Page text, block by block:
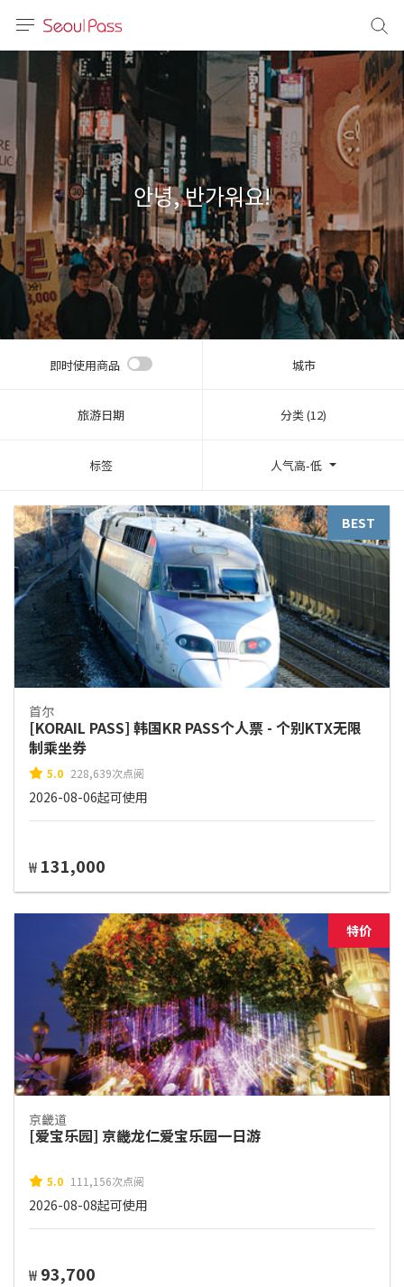
体)
文 (台灣)
안녕, 반가워요!
即时使用商品 城市
旅游日期 分类 (12)
标签 人气高-低
BEST
首尔
[KORAIL PASS] 韩国KR PASS个人票 - 个别KTX无限
制乘坐券
5.0 228,639次点阅
2026-08-06起可使用
₩ 131,000
特价
京畿道
[爱宝乐园] 京畿龙仁爱宝乐园一日游
5.0 111,156次点阅
2026-08-08起可使用
₩ 93,700